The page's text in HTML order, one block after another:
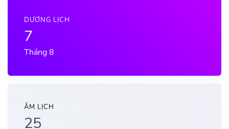
DƯƠNG LỊCH
7
Tháng 8
ÂM LỊCH
25